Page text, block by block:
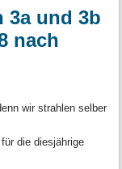
3a und 3b
nach
wir strahlen selber
die diesjährige